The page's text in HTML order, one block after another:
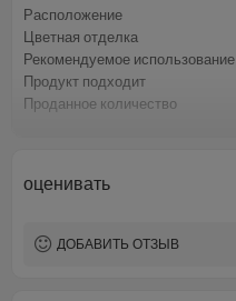
Расположение
Цветная отделка
Рекомендуемое использование
Продукт подходит
Проданное количество
оценивать
ДОБАВИТЬ ОТЗЫВ